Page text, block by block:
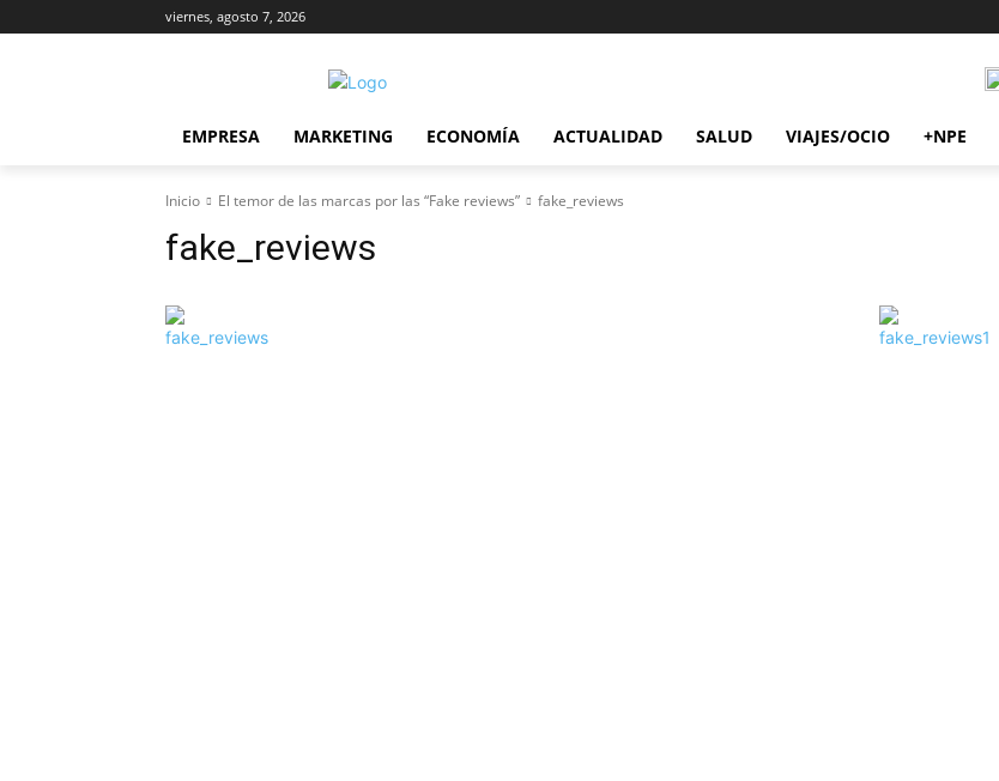
viernes, agosto 7, 2026
EMPRESA MARKETING ECONOMÍA ACTUALIDAD SALUD VIAJES/OCIO +NPE
Inicio El temor de las marcas por las “Fake reviews” fake_reviews
fake_reviews